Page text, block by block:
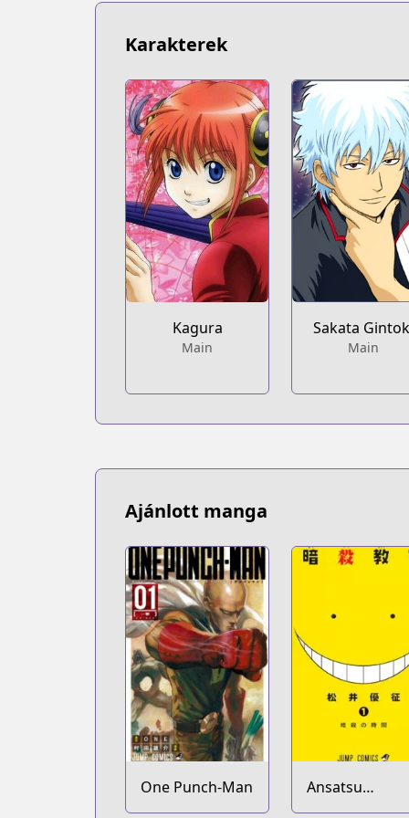
https://www.mangaupdates.com/
Book☆Walker
Official English
Official English
https://www.viz.com/gin-tama
Karakterek
Kagura
Main
Sakata
Main
Ajánlott manga
One Punch-Man
Ansatsu
Kyoushitsu